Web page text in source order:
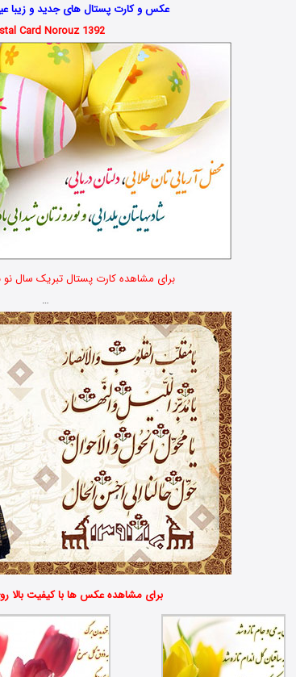
عکس و کارت پستال های جدید و زیبا عید
Card Norouz 1392
برای مشاهده کارت پستال تبریک سال نو
…
برای مشاهده عکس ها با کیفیت بالا